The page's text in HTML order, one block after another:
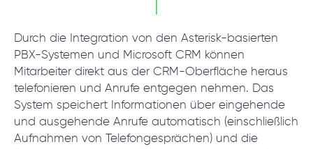
Durch die Integration von den Asterisk-basierten
PBX-Systemen und Microsoft CRM können
Mitarbeiter direkt aus der CRM-Oberfläche heraus
telefonieren und Anrufe entgegen nehmen. Das
System speichert Informationen über eingehende
und ausgehende Anrufe automatisch (einschließlich
Aufnahmen von Telefongesprächen) und die